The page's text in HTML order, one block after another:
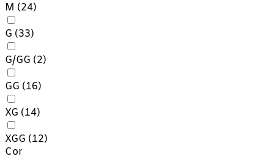
M (24)
G (33)
G/GG (2)
GG (16)
XG (14)
XGG (12)
Cor